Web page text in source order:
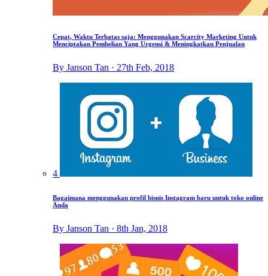
Cepat, Waktu Terbatas saja: Menggunakan Scarcity Marketing Untuk
Menciptakan Pembelian Yang Urgensi & Meningkatkan Penjualan
By Janson Tan · 27th Feb, 2018
4
Bagaimana menggunakan profil bisnis Instagram baru untuk toko online
Anda
By Janson Tan · 8th Jan, 2018